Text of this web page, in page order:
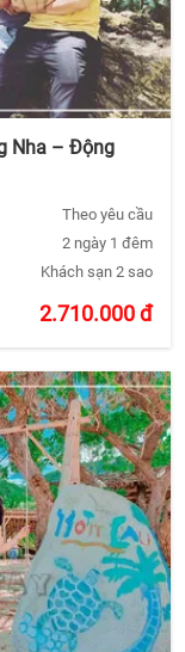
Nha – Động
Theo yêu cầu
2 ngày 1 đêm
Khách sạn 2 sao
2.710.000đ